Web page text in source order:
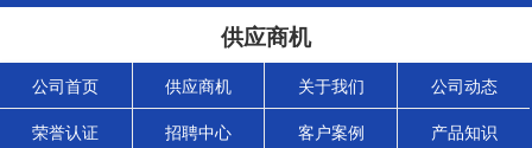
供应商机
公司首页 供应商机 关于我们 公司动态
荣誉认证 招聘中心 客户案例 产品知识